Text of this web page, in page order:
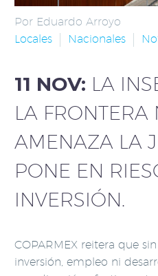
Por Eduardo Arroyo
Locales
Nacionales
11 NOV: LA
LA FRONTERA
AMENAZA LA
PONE EN
INVERSIÓN.
COPARMEX reitera que
inversión, empleo ni